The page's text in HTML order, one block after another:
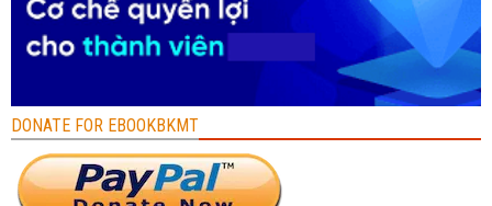
DONATE FOR EBOOKBKMT